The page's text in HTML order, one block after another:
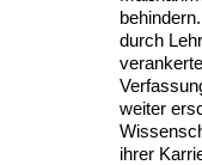
durch
weiter
ihrer